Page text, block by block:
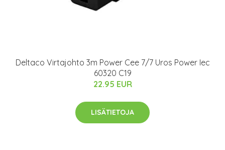
Deltaco Virtajohto 3m Power Cee 7/7 Uros Power Iec
60320 C19
22.95 EUR
LISÄTIETOJA